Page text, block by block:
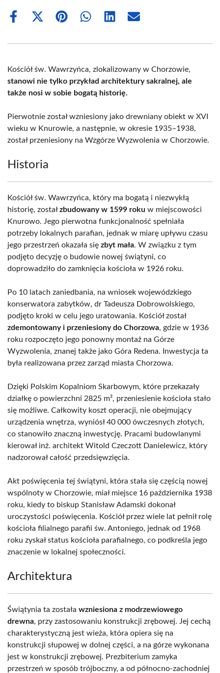
Share
Share
(Twitter)
Share Share Share Share
Kościół św. Wawrzyńca, zlokalizowany w Chorzowie,
stanowi nie tylko przykład architektury sakralnej, ale
także nosi w sobie bogatą historię.
Pierwotnie został wzniesiony jako drewniany obiekt w XVI
wieku w Knurowie, a następnie, w okresie 1935–1938,
został przeniesiony na Wzgórze Wyzwolenia w Chorzowie.
Historia
Kościół św. Wawrzyńca, który ma bogatą i niezwykłą
historię, zostałzbudowany w 1599 roku w miejscowości
Knurowo. Jego pierwotna funkcjonalność spełniała
potrzeby lokalnych parafian, jednak w miarę upływu czasu
jego przestrzeń okazała się zbyt mała. W związku z tym
podjęto decyzję o budowie nowej świątyni, co
doprowadziło do zamknięcia kościoła w 1926 roku.
Po 10 latach zaniedbania, na wniosek wojewódzkiego
konserwatora zabytków, dr Tadeusza Dobrowolskiego,
podjęto kroki w celu jego uratowania. Kościół został
zdemontowany i przeniesiony do Chorzowa, gdzie w 1936
roku rozpoczęto jego ponowny montaż na Górze
Wyzwolenia, znanej także jako Góra Redena. Inwestycja ta
była realizowana przez zarząd miasta Chorzowa.
Dzięki Polskim Kopalniom Skarbowym, które przekazały
działkę o powierzchni 2825 m², przeniesienie kościoła stało
się możliwe. Całkowity koszt operacji, nie obejmujący
urządzenia wnętrza, wyniósł 40 000 ówczesnych złotych,
co stanowiło znaczną inwestycję. Pracami budowlanymi
kierował inż. architekt Witold Czeczott Danielewicz, który
nadzorował całość przedsięwzięcia.
Akt poświęcenia tej świątyni, która stała się częścią nowej
wspólnoty w Chorzowie, miał miejsce 16 października 1938
roku, kiedy to biskup Stanisław Adamski dokonał
uroczystości poświęcenia. Kościół przez wiele lat pełnił rolę
kościoła filialnego parafii św. Antoniego, jednak od 1968
roku zyskał status kościoła parafialnego, co podkreśla jego
znaczenie w lokalnej społeczności.
Architektura
Świątynia ta została wzniesiona z modrzewiowego
drewna, przy zastosowaniu konstrukcji zrębowej. Jej cechą
charakterystyczną jest wieża, która opiera się na
konstrukcji słupowej w dolnej części, a na górze wykonana
jest w konstrukcji zrębowej. Prezbiterium zamyka
przestrzeń w sposób trójboczny, a od północno-zachodniej